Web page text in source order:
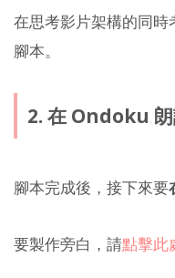
在思考影片架構的同時
腳本。
2. 在 Ondoku
腳本完成後，接下來要
要製作旁白，請點擊此